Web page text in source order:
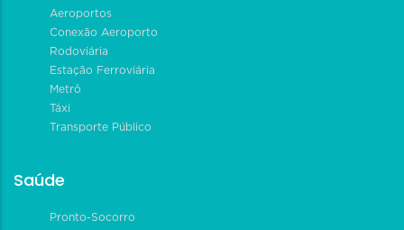
Aeroportos
Conexão Aeroporto
Rodoviária
Estação Ferroviária
Metrô
Táxi
Transporte Público
Saúde
Pronto-Socorro